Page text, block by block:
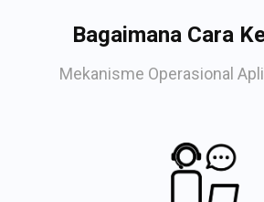
Bagaimana Cara
Mekanisme Operasional